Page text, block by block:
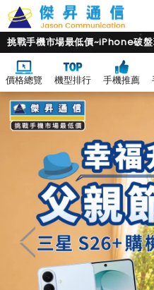
挑戰手機市場最低價~iPhone破
價格總覽 機型排行 手機推薦